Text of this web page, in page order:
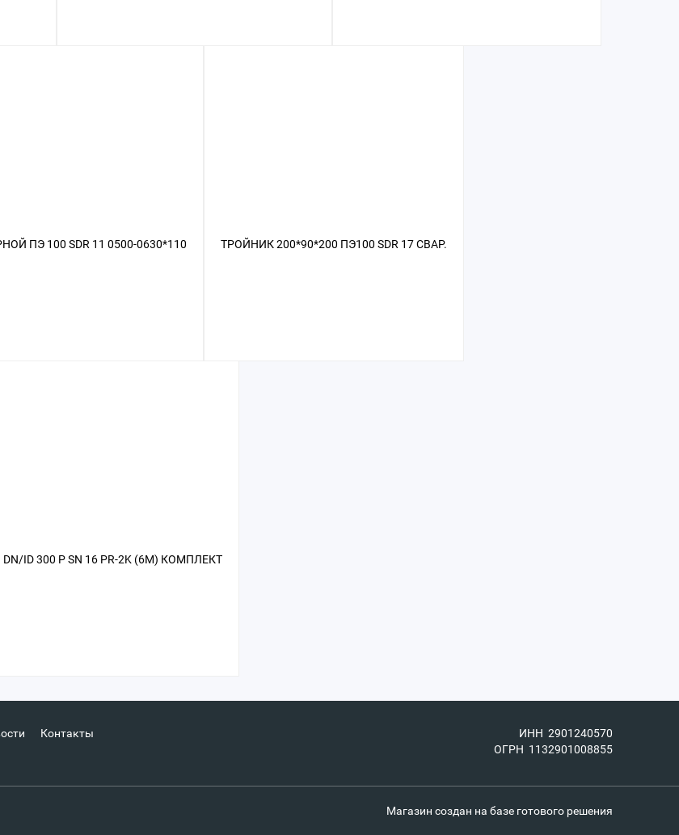
ПЭ 100 SDR 11 0500-0630*110 ТРОЙНИК 200*90*200 ПЭ100 SDR 17 СВАР.
ID 300 Р SN 16 PR-2K (6М) КОМПЛЕКТ
Контакты
ИНН 2901240570
ОГРН 1132901008855
Магазин создан на базе готового решения